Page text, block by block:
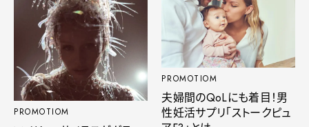
PROMOTIOM
PROMOTIOM
夫婦間のQoLにも着目！男
性妊活サプリ「ストークピュ